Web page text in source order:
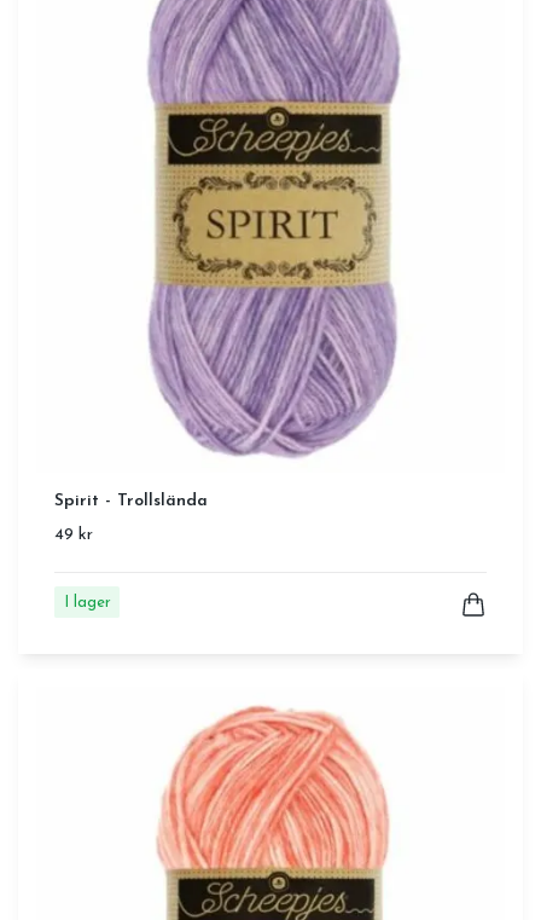
Spirit - Trollslända
49 kr
I lager